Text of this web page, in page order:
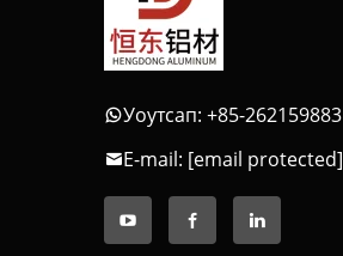
Уоутсап: +85-262159883
E-mail: [email protected]